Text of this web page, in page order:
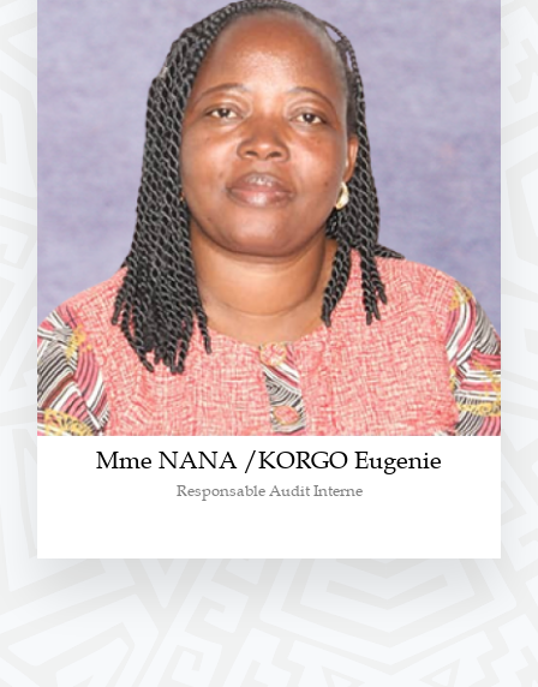
Mme NANA /KORGO Eugenie
Responsable Audit Interne